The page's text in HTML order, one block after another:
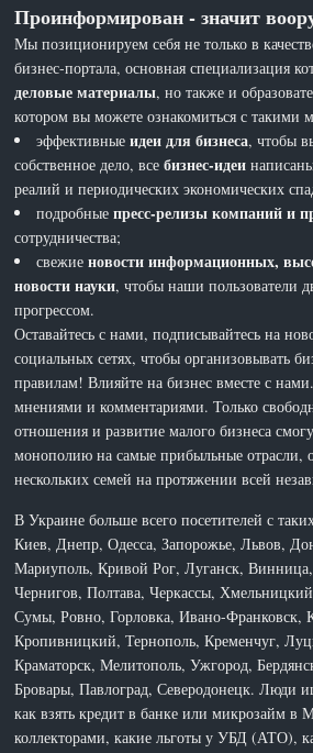
Проинформирован - значит
Мы позиционируем себя не только в
бизнес-портала, основная специализация
деловые материалы, но также и
котором вы можете ознакомиться с такими
эффективныеидеи для бизнеса, чтобы
собственное дело, всебизнес-идеи
реалий и периодических экономических
подробныепресс-релизы компаний и
сотрудничества;
свежиеновости информационных,
новости науки, чтобы наши пользователи
прогрессом.
Оставайтесь с нами, подписывайтесь на
социальных сетях, чтобы организовывать
правилам! Влияйте на бизнес вместе с
мнениями и комментариями. Только
отношения и развитие малого бизнеса
монополию на самые прибыльные отрасли,
нескольких семей на протяжении всей
В Украине больше всего посетителей с
Киев, Днепр, Одесса, Запорожье, Львов,
Мариуполь, Кривой Рог, Луганск,
Чернигов, Полтава, Черкассы,
Сумы, Ровно, Горловка, Ивано-Франковск,
Кропивницкий, Тернополь, Кременчуг,
Краматорск, Мелитополь, Ужгород,
Бровары, Павлоград, Северодонецк. Люди
как взять кредит в банке или микрозайм в
коллекторами, какие льготы у УБД (АТО),